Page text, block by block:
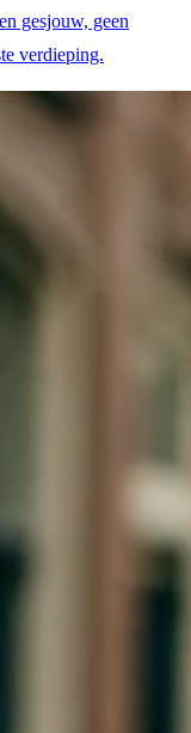
gesjouw, geen
verdieping.